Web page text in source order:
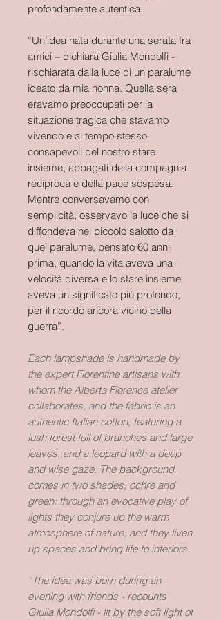
profondamente autentica.
“Un’idea nata durante una serata fra
amici – dichiara Giulia Mondolfi -
rischiarata dalla luce di un paralume
ideato da mia nonna. Quella sera
eravamo preoccupati per la
situazione tragica che stavamo
vivendo e al tempo stesso
consapevoli del nostro stare
insieme, appagati della compagnia
reciproca e della pace sospesa.
Mentre conversavamo con
semplicità, osservavo la luce che si
diffondeva nel piccolo salotto da
quel paralume, pensato 60 anni
prima, quando la vita aveva una
velocità diversa e lo stare insieme
aveva un significato più profondo,
per il ricordo ancora vicino della
guerra”.
Each lampshade is handmade by
the expert Florentine artisans with
whom the Alberta Florence atelier
collaborates, and the fabric is an
authentic Italian cotton, featuring a
lush forest full of branches and large
leaves, and a leopard with a deep
and wise gaze. The background
comes in two shades, ochre and
green: through an evocative play of
lights they conjure up the warm
atmosphere of nature, and they liven
up spaces and bring life to interiors.
“The idea was born during an
evening with friends - recounts
Giulia Mondolfi - lit by the soft light of